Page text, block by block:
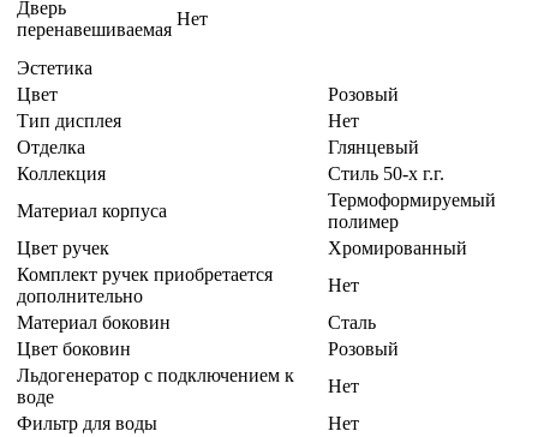
Дверь
перенавешиваемая
Нет
Эстетика
Цвет
Розовый
Тип дисплея
Нет
Отделка
Глянцевый
Коллекция
Стиль 50-х г.г.
Материал корпуса
Термоформируемый
полимер
Цвет ручек
Хромированный
Комплект ручек приобретается
дополнительно
Нет
Материал боковин
Сталь
Цвет боковин
Розовый
Льдогенератор с подключением к
воде
Нет
Фильтр для воды
Нет